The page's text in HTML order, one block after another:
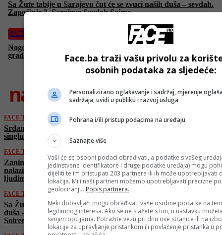
Sa Žute tabije u Sarajevu čut će se zvuci naših duša – sevdah.
Započinje 3. Sarajevo Sevdah Soiree
FACE TV
Nogometni klub Vareš u nove pobjede ide sa rekonstruisanog
gradskog stadiona u Vareš Mejdanu
najnovije
FACE TV
Srđan Đino Jevđević na svoj način o novom
singlu Kultur Shocka ”Promaja”
FACE TV
Zanin Berbić: ”Širim sevdah gdje god da se
nalazim, pa čak i u običnom druženju s
ljudima”
FACE TV
Sa Žute tabije u Sarajevu čut će se zvuci naših
duša – sevdah. Započinje 3. Sarajevo Sevdah
Soiree
Face.ba traži vašu privolu za
osobnih podataka za sljedeće:
Personalizirano oglašavanje i sadržaj, mjerenje
sadržaja, uvidi u publiku i razvoj usluga
Pohrana i/ili pristup podacima na uređaju
Saznajte više
Vaši će se osobni podaci obrađivati, a podatke s vašeg
jedinstvene identifikatore i druge podatke uređaja) mogu
dijeliti te im pristupati 203 partnera ili ih može upotrebljavati
lokacija. Mi i naši partneri možemo upotrebljavati precizne
geolociranju. Popis partnera.
Neki dobavljači mogu obrađivati vaše osobne podatke na
legitimnog interesa. Ako se ne slažete s tim, u nastavku
svojim opcijama. Potražite vezu pri dnu ove stranice ili na
lokacije za upravljanje pristankom ili povlačenje pristanka u